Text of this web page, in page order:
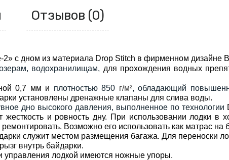
Отзывов (0)
с дном из материала Drop Stitch в фирменном дизайне
водохранилищам, для прохождения водных
0,7 мм и плотностью 850 г/м², обладающий
установлены дренажные клапаны для слива воды.
дно высокого давления, выполненное по технологии
и ровность дну. При использовании лодки
Возможно его использовать как матрас на
служит местом размещения багажа. Для переноски
внутрь байдарки.
управления лодкой имеются ножные упоры.